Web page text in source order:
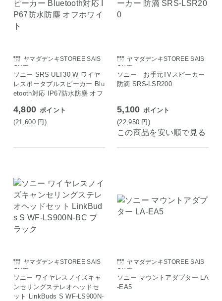
ヤマダデンキSTOREE SAIS
ON店
ソニー SRS-ULT30 W ワイヤ
レスポータブルスピーカー Blu
etooth対応 IP67防水防塵 オフ
ホワイト
4,800 ポイント
(21,600 円)
ヤマダデンキSTOREE SAIS
ON店
ソニー お手元TVスピーカー
防滴 SRS-LSR200
5,100 ポイント
(22,950 円)
この商品を安い順で見る
ヤマダデンキSTOREE SAIS
ON店
ソニー ワイヤレスノイズキャ
ンセリングステレオヘッドセ
ット LinkBuds S WF-LS900N-
ヤマダデンキSTOREE SAIS
ON店
ソニー マウントアダプター LA
-EA5